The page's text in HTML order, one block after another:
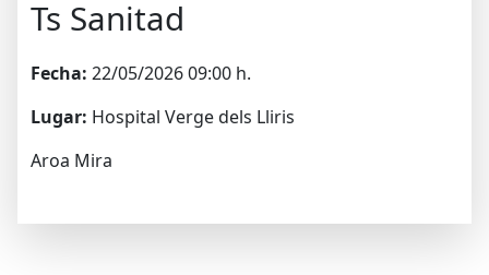
Ts Sanitad
Fecha: 22/05/2026 09:00 h.
Lugar: Hospital Verge dels Lliris
Aroa Mira